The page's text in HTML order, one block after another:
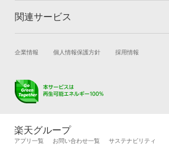
府中市
三鷹市
武蔵村山市
オートビークル車検
トヨタディーラー
安心WE！車検
トップ
車検の基礎知識 キャンペ
関連サービス
試乗・商談 新車購入
キズ修理予約
メンテナンス管理
タイヤ交換サービス
自動車カタログ 自動車保険
企業情報 個人情報保護方針 採用情報
楽天グループ
アプリ一覧 お問い合わせ一覧 サステナビリティ